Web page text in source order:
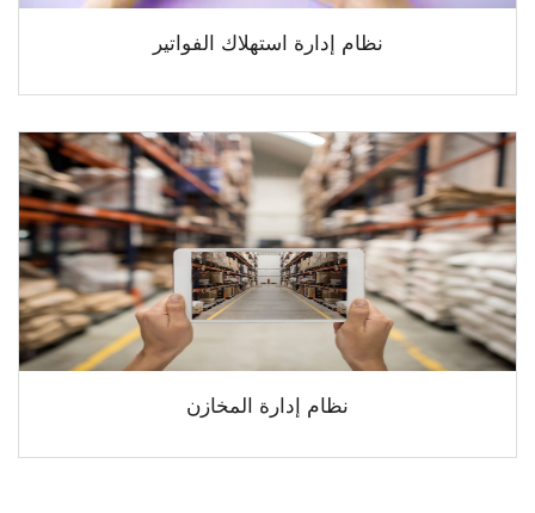
نظام إدارة استهلاك الفواتير
نظام إدارة المخازن